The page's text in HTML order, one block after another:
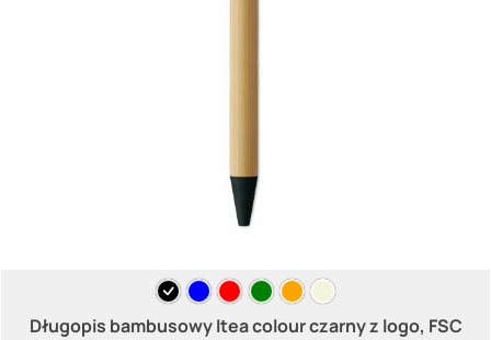
Długopis bambusowy Itea colour czarny z logo, FSC